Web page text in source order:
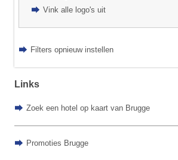
Vink alle logo's uit
Filters opnieuw instellen
Links
Zoek een hotel op kaart van Brugge
Promoties Brugge